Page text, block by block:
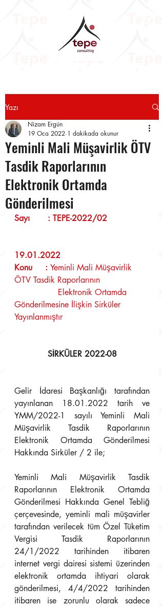
Yazı
Yeminli Mali Müşavirlik ÖTV
Tasdik Raporlarının
Elektronik Ortamda
Gönderilmesi
Nizam Ergün
19 Oca 2022 1 dakikada okunur
Sayı       : TEPE-2022/02
19.01.2022
Konu     : Yeminli Mali Müşavirlik
ÖTV Tasdik Raporlarının
Gönderilmesine İlişkin Sirküler
Yayınlanmıştır
SİRKÜLER 2022-08
Gelir İdaresi Başkanlığı tarafından
yayınlanan 18.01.2022 tarih ve
YMM/2022-1 sayılı Yeminli Mali
Müşavirlik Tasdik Raporlarının
Elektronik Ortamda Gönderilmesi
Hakkında Sirküler / 2 ile;
Yeminli Mali Müşavirlik Tasdik
Raporlarının Elektronik Ortamda
Gönderilmesi Hakkında Genel Tebliğ
çerçevesinde, yeminli mali müşavirler
tarafından verilecek tüm Özel Tüketim
Vergisi Tasdik Raporlarının
24/1/2022 tarihinden itibaren
internet vergi dairesi sistemi üzerinden
elektronik ortamda ihtiyari olarak
gönderilmesi, 4/4/2022 tarihinden
itibaren ise zorunlu olarak sadece